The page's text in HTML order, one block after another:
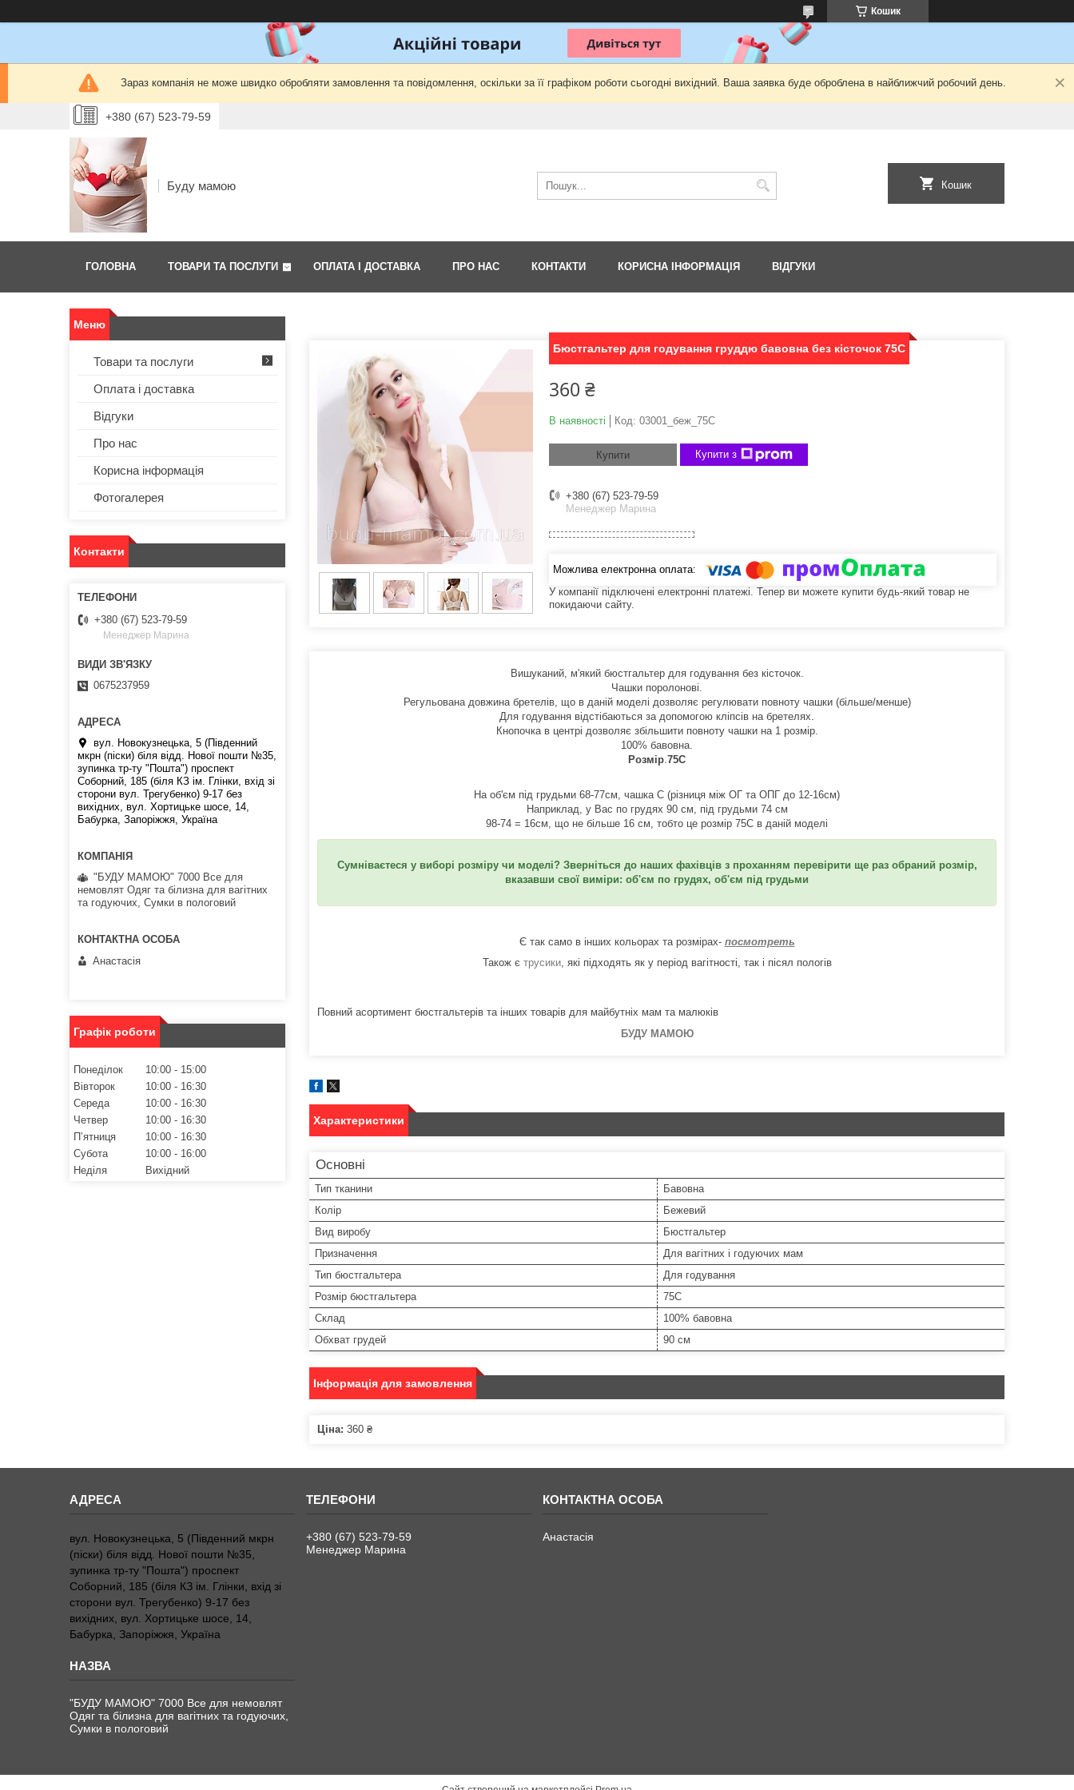
Кошик
Зараз компанія не може швидко обробляти замовлення та повідомлення, оскільки за її графіком роботи сьогодні вихідний. Ваша заявка буде оброблена в найближчий робочий день.
+380 (67) 523-79-59
Буду мамою Кошик
ГОЛОВНА ТОВАРИ ТА ПОСЛУГИ ОПЛАТА І ДОСТАВКА ПРО НАС КОНТАКТИ КОРИСНА ІНФОРМАЦІЯ ВІДГУКИ
Бюстгальтер для годування груддю бавовна без кісточок 75С
360 ₴
В наявності Код: 03001_беж_75С
Купити Купити з
+380 (67) 523-79-59
Менеджер Марина
У компанії підключені електронні платежі. Тепер ви можете купити будь-який товар не
покидаючи сайту.
Вишуканий, м'який бюстгальтер для годування без кісточок.
Чашки поролонові.
Регульована довжина бретелів, що в даній моделі дозволяє регулювати повноту чашки (більше/менше)
Для годування відстібаються за допомогою кліпсів на бретелях.
Кнопочка в центрі дозволяє збільшити повноту чашки на 1 розмір.
100% бавовна.
Розмір.75С
На об'єм під грудьми 68-77см, чашка С (різниця між ОГ та ОПГ до 12-16см)
Наприклад, у Вас по грудях 90 см, під грудьми 74 см
98-74 = 16см, що не більше 16 см, тобто це розмір 75С в даній моделі
Сумніваєтеся у виборі розміру чи моделі? Зверніться до наших фахівців з проханням перевірити ще раз обраний розмір,
вказавши свої виміри: об'єм по грудях, об'єм під грудьми
Є так само в інших кольорах та розмірах- посмотреть
Також є трусики, які підходять як у період вагітності, так і пісял пологів
Повний асортимент бюстгальтерів та інших товарів для майбутніх мам та малюків
БУДУ МАМОЮ
Характеристики
Основні
Тип тканини
Бавовна
Колір
Бежевий
Вид виробу
Бюстгальтер
Призначення
Для вагітних і годуючих мам
Тип бюстгальтера
Для годування
Розмір бюстгальтера
75C
Склад
100% бавовна
Обхват грудей
90 см
Інформація для замовлення
Ціна: 360 ₴
Товари та послуги
Оплата і доставка
Відгуки
Про нас
Корисна інформація
Фотогалерея
Контакти
+380 (67) 523-79-59
Менеджер Марина
0675237959
вул. Новокузнецька, 5 (Південний
мкрн (піски) біля відд. Нової пошти №35,
зупинка тр-ту "Пошта") проспект
Соборний, 185 (біля КЗ ім. Глінки, вхід зі
сторони вул. Трегубенко) 9-17 без
вихідних, вул. Хортицьке шосе, 14,
Бабурка, Запоріжжя, Україна
"БУДУ МАМОЮ" 7000 Все для
немовлят Одяг та білизна для вагітних
та годуючих, Сумки в пологовий
Анастасія
Графік роботи
Понеділок 10:00
15:00
Вівторок
10:00
16:30
Середа
10:00
16:30
Четвер
10:00
16:30
Пʼятниця
10:00
16:30
Субота
10:00
16:00
Неділя
Вихідний
вул. Новокузнецька, 5 (Південний мкрн
(піски) біля відд. Нової пошти №35,
зупинка тр-ту "Пошта") проспект
Соборний, 185 (біля КЗ ім. Глінки, вхід зі
сторони вул. Трегубенко) 9-17 без
вихідних, вул. Хортицьке шосе, 14,
Бабурка, Запоріжжя, Україна
"БУДУ МАМОЮ" 7000 Все для немовлят
Одяг та білизна для вагітних та годуючих,
Сумки в пологовий
+380 (67) 523-79-59
Менеджер Марина
Анастасія